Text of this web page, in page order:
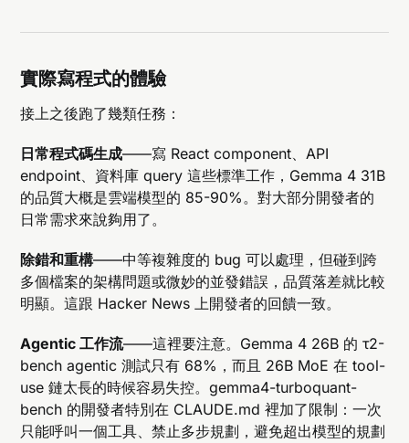
實際寫程式的體驗
接上之後跑了幾類任務：
日常程式碼生成——寫 React component、API
endpoint、資料庫 query 這些標準工作，Gemma 4 31B
的品質大概是雲端模型的 85-90%。對大部分開發者的
日常需求來說夠用了。
除錯和重構——中等複雜度的 bug 可以處理，但碰到跨
多個檔案的架構問題或微妙的並發錯誤，品質落差就比較
明顯。這跟 Hacker News 上開發者的回饋一致。
Agentic 工作流——這裡要注意。Gemma 4 26B 的 τ2-
bench agentic 測試只有 68%，而且 26B MoE 在 tool-
use 鏈太長的時候容易失控。gemma4-turboquant-
bench 的開發者特別在 CLAUDE.md 裡加了限制：一次
只能呼叫一個工具、禁止多步規劃，避免超出模型的規劃